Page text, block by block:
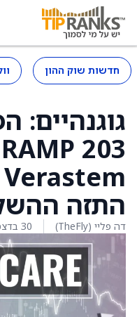
חדשות שוק ההון
התזה
דה פליי (TheFly) 30 בדצמבר 2025